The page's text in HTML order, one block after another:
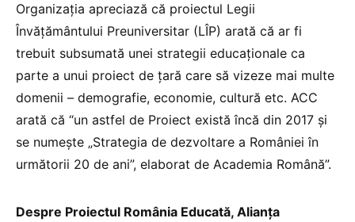
Organizația apreciază că proiectul Legii
Învățământului Preuniversitar (LÎP) arată că ar fi
trebuit subsumată unei strategii educaționale ca
parte a unui proiect de țară care să vizeze mai multe
domenii – demografie, economie, cultură etc. ACC
arată că “un astfel de Proiect există încă din 2017 și
se numește „Strategia de dezvoltare a României în
următorii 20 de ani”, elaborat de Academia Română”.
Despre Proiectul România Educată, Alianța